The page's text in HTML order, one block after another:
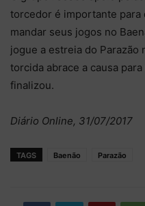
torcedor é importante para
mandar seus jogos no
jogue a estreia do Parazão
torcida abrace a causa
finalizou.
Diário Online, 31/07/2017
TAGS Baenão Parazão